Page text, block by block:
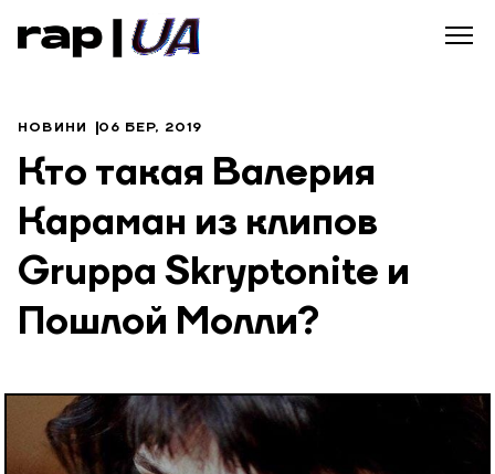
НОВИНИ 06 БЕР, 2019
Кто такая Валерия
Караман из клипов
Gruppa Skryptonite и
Пошлой Молли?